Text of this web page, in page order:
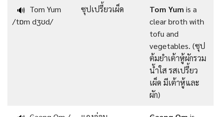
🔊 Tom Yum
/tɒm dʒʊd/
ซุปเปรี้ยวเผ็ด Tom Yum is a
clear broth with
tofu and
vegetables. (ซุป
ต้มยำเต้าหู้ผักรวม
น้ำใส รสเปรี้ยว
เผ็ด มีเต้าหู้และ
ผัก)